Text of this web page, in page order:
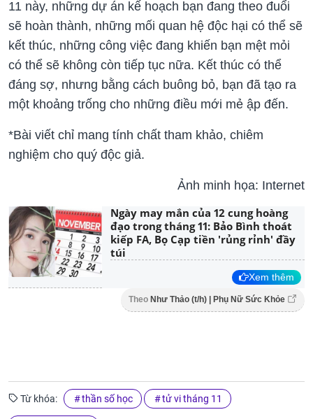
11 này, những dự án kế hoạch bạn đang theo đuổi
sẽ hoàn thành, những mối quan hệ độc hại có thể sẽ
kết thúc, những công việc đang khiến bạn mệt mỏi
có thể sẽ không còn tiếp tục nữa. Kết thúc có thể
đáng sợ, nhưng bằng cách buông bỏ, bạn đã tạo ra
một khoảng trống cho những điều mới mẻ ập đến.
*Bài viết chỉ mang tính chất tham khảo, chiêm
nghiệm cho quý độc giả.
Ảnh minh họa: Internet
Ngày may mắn của 12 cung hoàng
đạo trong tháng 11: Bảo Bình thoát
kiếp FA, Bọ Cạp tiền 'rủng rỉnh' đầy
túi
Xem thêm
Theo Như Thảo (t/h) | Phụ Nữ Sức Khỏe
Từ khóa: thần số học tử vi tháng 11